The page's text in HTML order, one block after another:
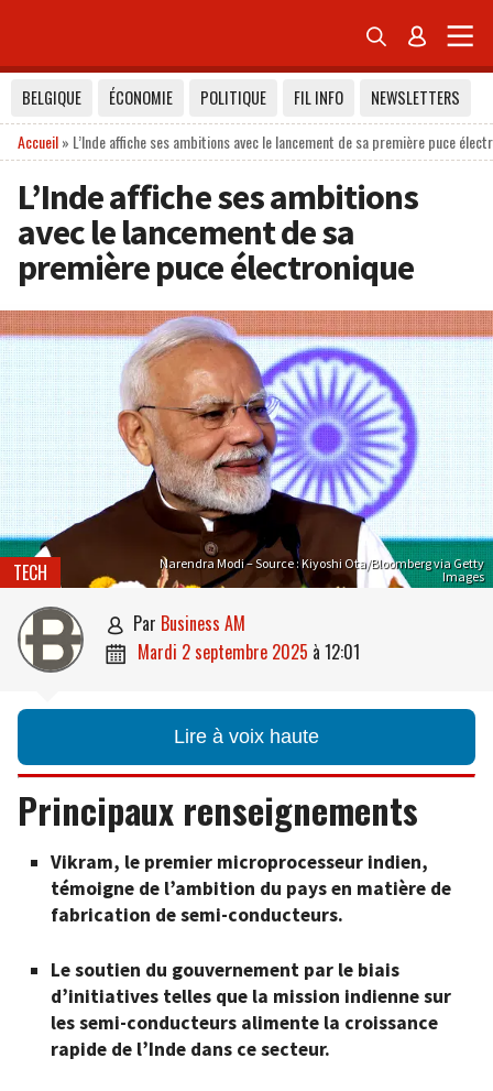
 
BELGIQUE ÉCONOMIE POLITIQUE FIL INFO
NEWSLETTERS
Accueil» L’Inde affiche ses ambitions avec le lancement de sa première puce
L’Inde affiche ses ambitions
avec le lancement de sa
première puce électronique
Narendra Modi – Source : Kiyoshi Ota/Bloomberg via Getty
Images
TECH
 par Business AM
 mardi 2 septembre 2025 à 12:01
Lire à voix haute
Principaux renseignements
Vikram, le premier microprocesseur indien,
témoigne de l’ambition du pays en matière de
fabrication de semi-conducteurs.
Le soutien du gouvernement par le biais
d’initiatives telles que la mission indienne sur
les semi-conducteurs alimente la croissance
rapide de l’Inde dans ce secteur.